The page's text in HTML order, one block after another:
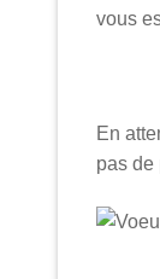
vous
En
pas de